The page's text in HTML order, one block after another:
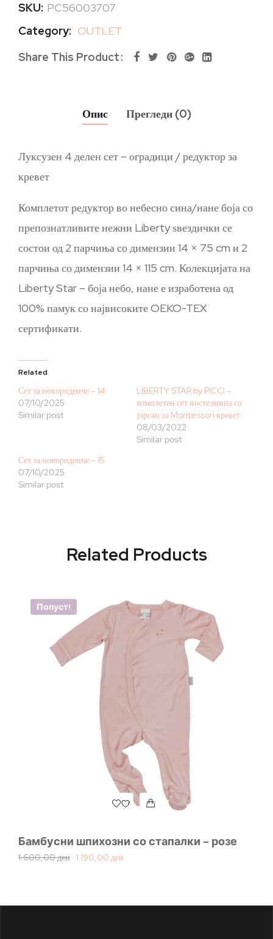
SKU: PC56003707
Category: OUTLET
Share This Product
Опис Прегледи (0)
Луксузен 4 делен сет – оградици / редуктор за
кревет
Комплетот редуктор во небесно сина/нане боја со
препознатливите нежни Liberty ѕвездички се
состои од 2 парчиња со димензии 14 × 75 cm и 2
парчиња со димензии 14 × 115 cm. Колекцијата на
Liberty Star – боја небо, нане е изработена од
100% памук со највисоките OEKO-TEX
сертификати.
Related
Сет за новороденче – 14
07/10/2025
Similar post
LIBERTY STAR by PICCI –
комплетен сет постелнина со
јорган за Montessori кревет
08/03/2022
Similar post
Сет за новороденче – 15
07/10/2025
Similar post
Related Products
Попуст!
Бамбусни шпихозни со стапалки – розе
1.600,00ден 1.190,00 ден